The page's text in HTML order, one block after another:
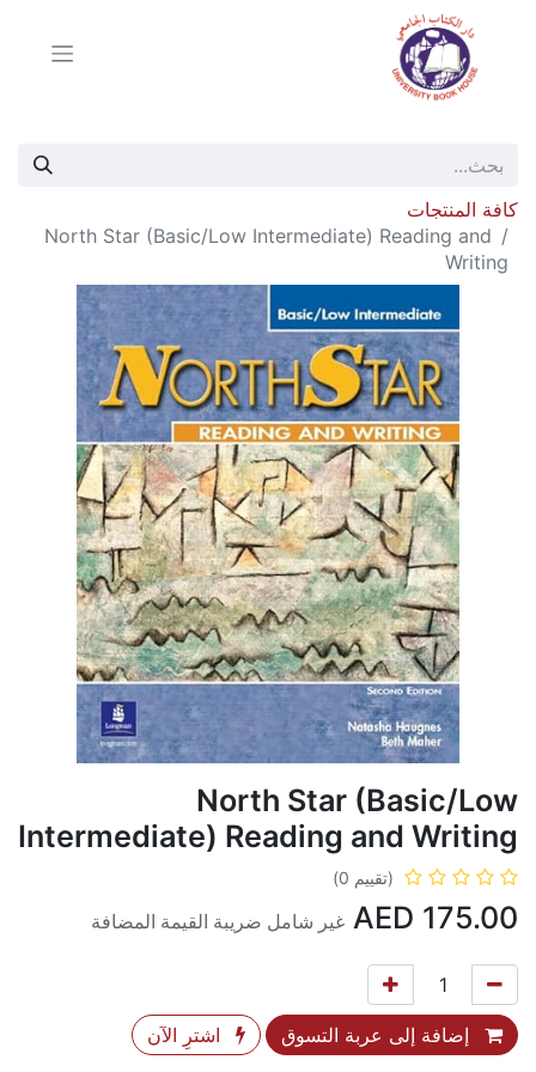
كافة المنتجات
North Star (Basic/Low Intermediate) Reading and
Writing
North Star (Basic/Low
Intermediate) Reading and Writing
(تقييم 0)
175.00 غير شامل ضريبة القيمة المضافة
إضافة إلى عربة التسوق اشترِ الآن